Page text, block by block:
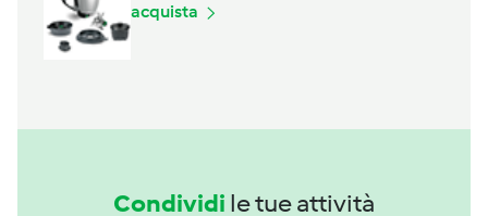
acquista
Condividi le tue attività